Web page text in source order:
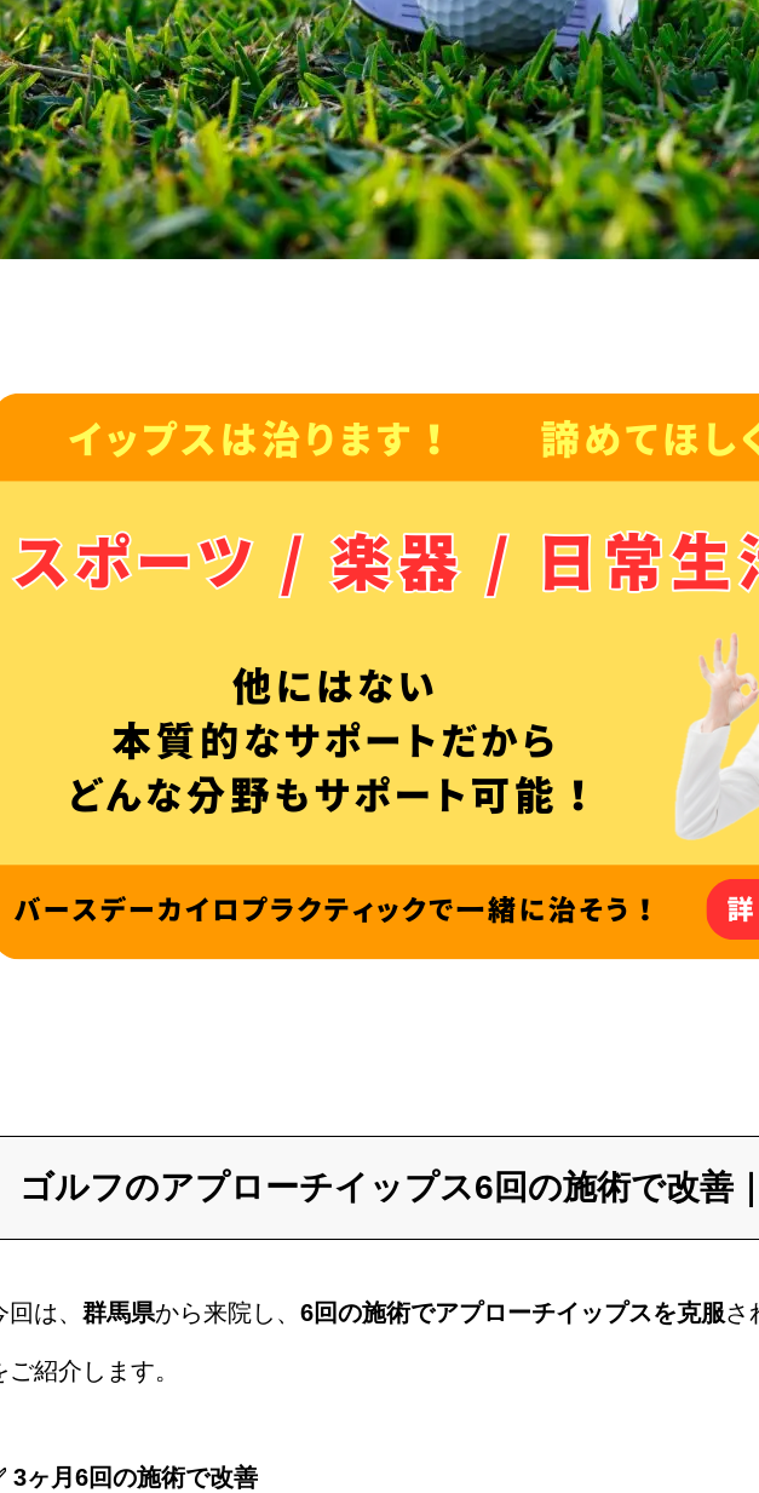
ゴルフのアプローチイップス6回の施術で改善
回は、 群馬県から来院し、 6回の施術でアプローチイップスを克服さ
ご紹介します。
3ヶ月6回の施術で改善